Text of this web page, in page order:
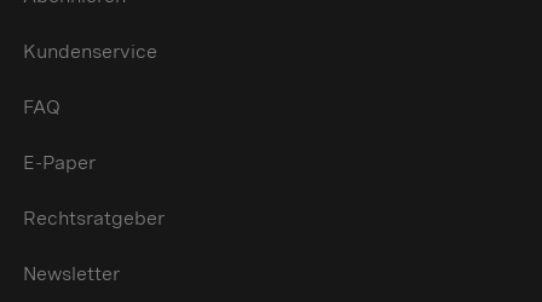
Kundenservice
FAQ
E-Paper
Rechtsratgeber
Newsletter